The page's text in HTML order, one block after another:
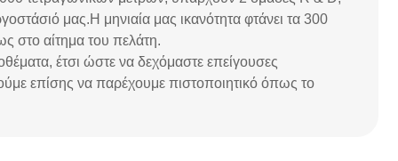
μας.Η μηνιαία μας ικανότητα φτάνει τα 300
στο αίτημα του πελάτη.
έτσι ώστε να δεχόμαστε επείγουσες
επίσης να παρέχουμε πιστοποιητικό όπως το